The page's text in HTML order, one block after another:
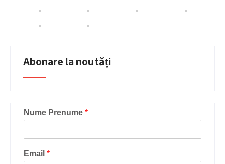
Abonare la noutăți
Nume Prenume *
Email *